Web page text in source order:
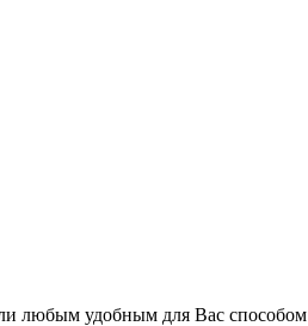
любым удобным для Вас способом